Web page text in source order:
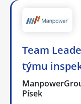
Team
týmu
Písek